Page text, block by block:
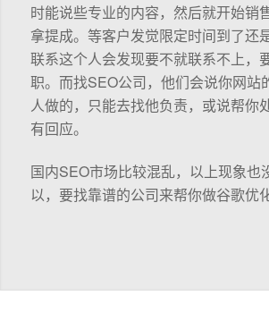
时能说些专业的内容，然后就开始销
拿提成。等客户发觉限定时间到了还
联系这个人会发现要不就联系不上，
职。而找SEO公司，他们会说你网站
人做的，只能去找他负责，或说帮你
有回应。
国内SEO市场比较混乱，以上现象也
以，要找靠谱的公司来帮你做谷歌优化